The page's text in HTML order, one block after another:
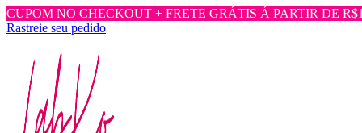
CUPOM NO CHECKOUT + FRETE GRÁTIS Á PARTIR DE
Rastreie seu pedido